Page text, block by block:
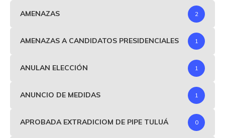
AMENAZAS 2
AMENAZAS A CANDIDATOS PRESIDENCIALES 1
ANULAN ELECCIÓN 1
ANUNCIO DE MEDIDAS 1
APROBADA EXTRADICIOM DE PIPE TULUÁ 0